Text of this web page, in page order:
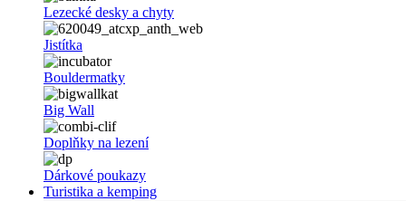
Lezecké desky a chyty
Jistítka
Bouldermatky
Big Wall
Doplňky na lezení
Dárkové poukazy
Turistika a kemping